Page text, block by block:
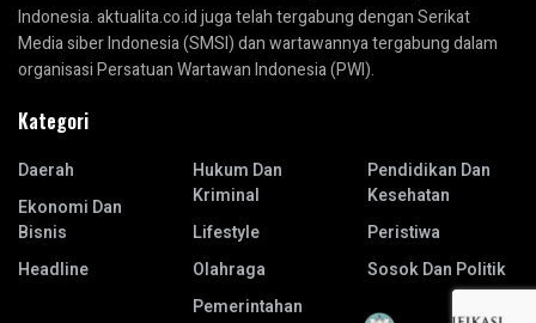
Indonesia. aktualita.co.id juga telah tergabung dengan Serikat
Media siber Indonesia (SMSI) dan wartawannya tergabung dalam
organisasi Persatuan Wartawan Indonesia (PWI).
Kategori
Daerah
Ekonomi Dan
Bisnis
Headline
Hukum Dan
Kriminal
Lifestyle
Olahraga
Pemerintahan
Pendidikan Dan
Kesehatan
Peristiwa
Sosok Dan Politik